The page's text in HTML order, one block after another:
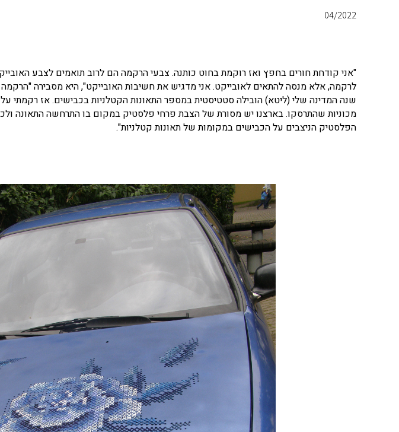
04/2022
"אני קודחת חורים בחפץ ואז רוקמת בחוט כותנה. צבעי הרקמה הם לרוב תואמים לצבע
שנה המדינה שלי (ליטא) הובילה סטטיסטית במספר התאונות הקטלניות בכבישים. אז רקמתי
מכוניות שהתרסקו. בארצנו יש מסורת של הצבת פרחי פלסטיק במקום בו התרחשה התאונה
הפלסטיק הניצבים על הכבישים במקומות של תאונות קטלניות".